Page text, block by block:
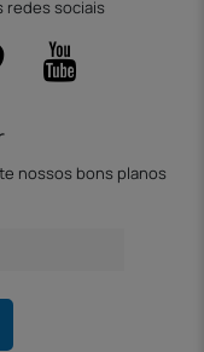
redes sociais
nossos bons planos